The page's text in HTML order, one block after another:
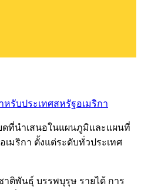
รับประเทศสหรัฐอเมริกา
ดที่นำเสนอในแผนภูมิและแผนที่
มริกา ตั้งแต่ระดับทั่วประเทศ
าติพันธุ์ บรรพบุรุษ รายได้ การ